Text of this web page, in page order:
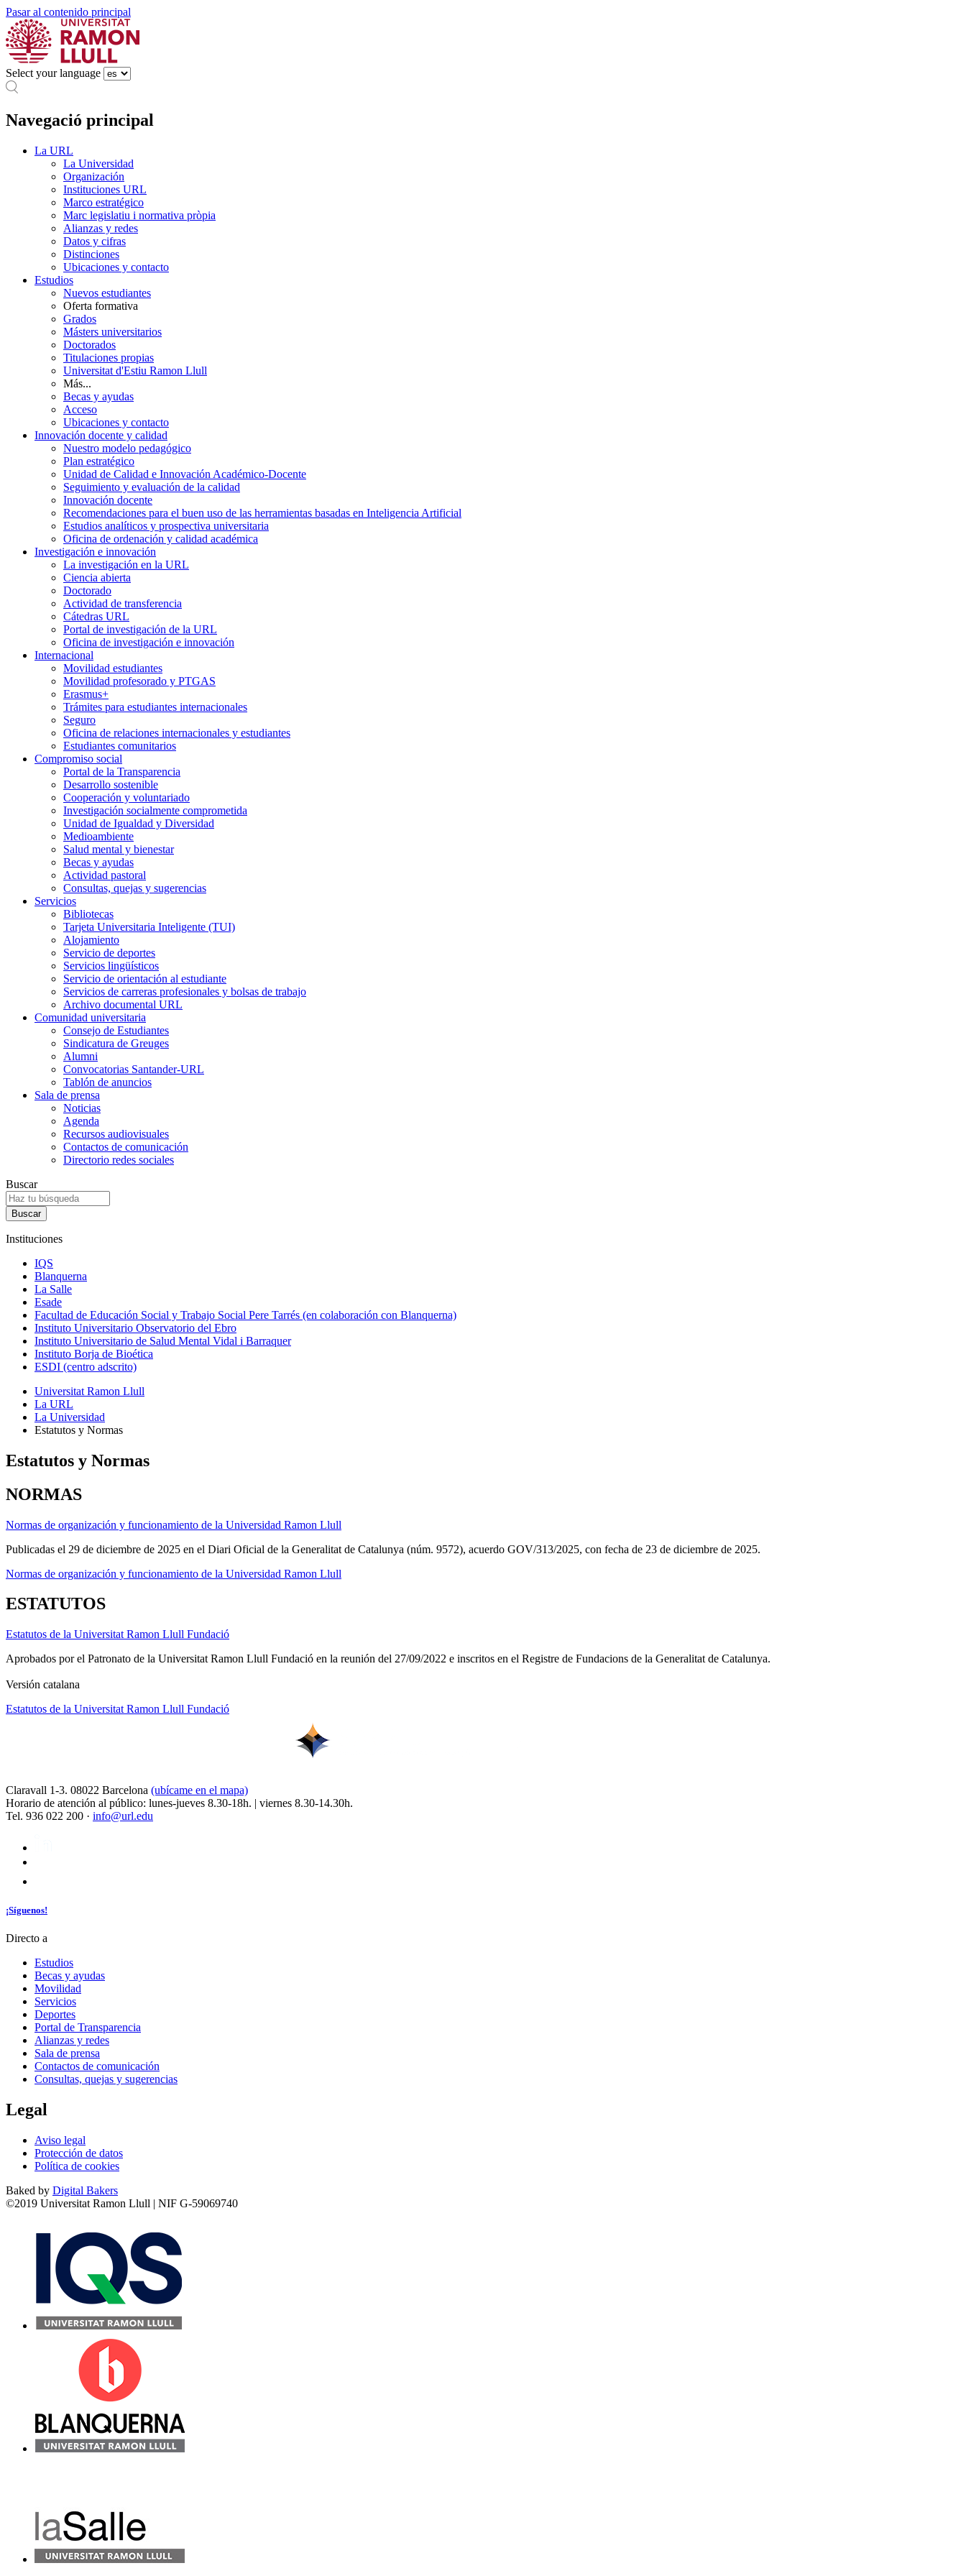
Pasar al contenido principal
Select your language
Navegació principal
La URL
La Universidad
Organización
Instituciones URL
Marco estratégico
Marc legislatiu i normativa pròpia
Alianzas y redes
Datos y cifras
Distinciones
Ubicaciones y contacto
Estudios
Nuevos estudiantes
Oferta formativa
Grados
Másters universitarios
Doctorados
Titulaciones propias
Universitat d'Estiu Ramon Llull
Más...
Becas y ayudas
Acceso
Ubicaciones y contacto
Innovación docente y calidad
Nuestro modelo pedagógico
Plan estratégico
Unidad de Calidad e Innovación Académico-Docente
Seguimiento y evaluación de la calidad
Innovación docente
Recomendaciones para el buen uso de las herramientas basadas en Inteligencia Artificial
Estudios analíticos y prospectiva universitaria
Oficina de ordenación y calidad académica
Investigación e innovación
La investigación en la URL
Ciencia abierta
Doctorado
Actividad de transferencia
Cátedras URL
Portal de investigación de la URL
Oficina de investigación e innovación
Internacional
Movilidad estudiantes
Movilidad profesorado y PTGAS
Erasmus+
Trámites para estudiantes internacionales
Seguro
Oficina de relaciones internacionales y estudiantes
Estudiantes comunitarios
Compromiso social
Portal de la Transparencia
Desarrollo sostenible
Cooperación y voluntariado
Investigación socialmente comprometida
Unidad de Igualdad y Diversidad
Medioambiente
Salud mental y bienestar
Becas y ayudas
Actividad pastoral
Consultas, quejas y sugerencias
Servicios
Bibliotecas
Tarjeta Universitaria Inteligente (TUI)
Alojamiento
Servicio de deportes
Servicios lingüísticos
Servicio de orientación al estudiante
Servicios de carreras profesionales y bolsas de trabajo
Archivo documental URL
Comunidad universitaria
Consejo de Estudiantes
Sindicatura de Greuges
Alumni
Convocatorias Santander-URL
Tablón de anuncios
Sala de prensa
Noticias
Agenda
Recursos audiovisuales
Contactos de comunicación
Directorio redes sociales
Buscar
Instituciones
IQS
Blanquerna
La Salle
Esade
Facultad de Educación Social y Trabajo Social Pere Tarrés (en colaboración con Blanquerna)
Instituto Universitario Observatorio del Ebro
Instituto Universitario de Salud Mental Vidal i Barraquer
Instituto Borja de Bioética
ESDI (centro adscrito)
Universitat Ramon Llull
La URL
La Universidad
Estatutos y Normas
Estatutos y Normas
NORMAS
Normas de organización y funcionamiento de la Universidad Ramon Llull
Publicadas el 29 de diciembre de 2025 en el Diari Oficial de la Generalitat de Catalunya (núm. 9572), acuerdo GOV/313/2025, con fecha de 23 de diciembre de 2025.
Normas de organización y funcionamiento de la Universidad Ramon Llull
ESTATUTOS
Estatutos de la Universitat Ramon Llull Fundació
Aprobados por el Patronato de la Universitat Ramon Llull Fundació en la reunión del 27/09/2022 e inscritos en el Registre de Fundacions de la Generalitat de Catalunya.
Versión catalana
Estatutos de la Universitat Ramon Llull Fundació
Claravall 1-3. 08022 Barcelona (ubícame en el mapa)
Horario de atención al público: lunes-jueves 8.30-18h. | viernes 8.30-14.30h.
Tel. 936 022 200 · info@url.edu
¡Síguenos!
Directo a
Estudios
Becas y ayudas
Movilidad
Servicios
Deportes
Portal de Transparencia
Alianzas y redes
Sala de prensa
Contactos de comunicación
Consultas, quejas y sugerencias
Legal
Aviso legal
Protección de datos
Política de cookies
Baked by Digital Bakers
©2019 Universitat Ramon Llull | NIF G-59069740